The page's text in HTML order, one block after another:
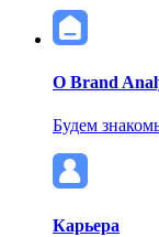
О Brand
Будем
Карьера